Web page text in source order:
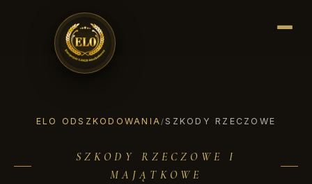
ELO ODSZKODOWANIA/SZKODY RZECZOWE
SZKODY RZECZOWE I
MAJĄTKOWE